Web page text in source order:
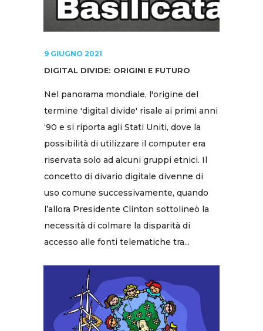
9 GIUGNO 2021
DIGITAL DIVIDE: ORIGINI E FUTURO
Nel panorama mondiale, l'origine del
termine 'digital divide' risale ai primi anni
‘90 e si riporta agli Stati Uniti, dove la
possibilità di utilizzare il computer era
riservata solo ad alcuni gruppi etnici. Il
concetto di divario digitale divenne di
uso comune successivamente, quando
l’allora Presidente Clinton sottolineò la
necessità di colmare la disparità di
accesso alle fonti telematiche tra...